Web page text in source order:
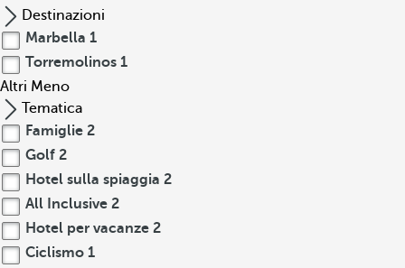
Destinazioni
Marbella 1
Torremolinos 1
Altri Meno
Tematica
Famiglie 2
Golf 2
Hotel sulla spiaggia 2
All Inclusive 2
Hotel per vacanze 2
Ciclismo 1